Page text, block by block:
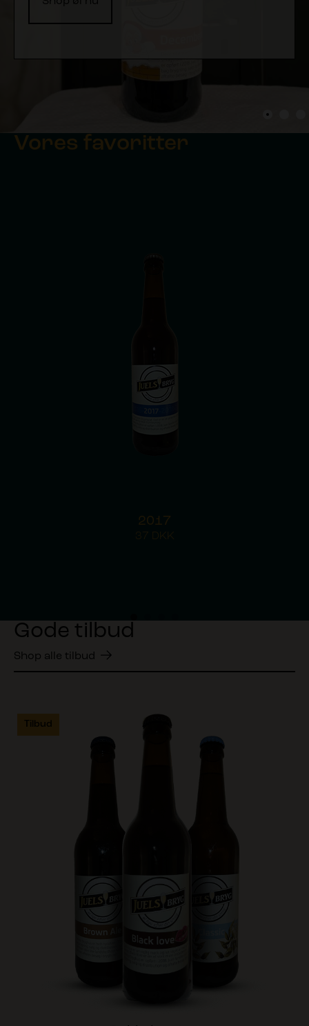
Shop vores mørke øl her
Vores favoritter
2017
37 DKK
Gode tilbud
Shop alle tilbud
Tilbud
Tilbud